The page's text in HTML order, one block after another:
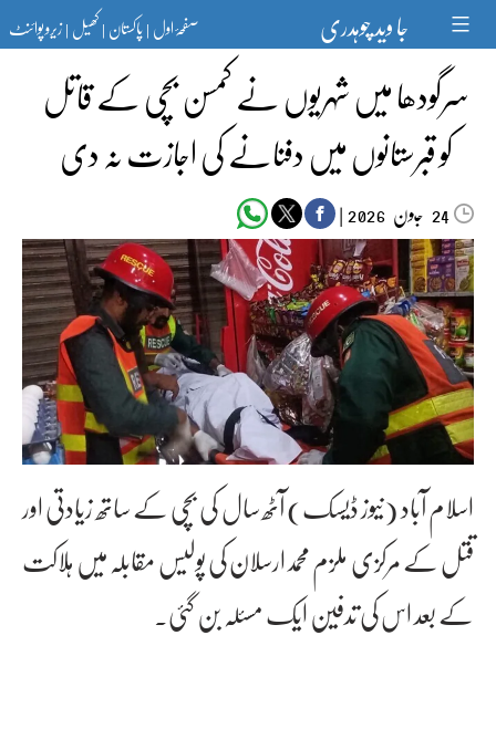
content جا وید چوہدری صفحۂ اول|پاکستان|کھیل|زیرو پوائنٹ
سرگودھا میں شہریوں نے کمسن بچی کے قاتل
کو قبرستانوں میں دفنانے کی اجازت نہ دی
24 جون‬‮ |
اسلام آباد (نیوز ڈیسک) آٹھ سال کی بچی کے ساتھ زیادتی اور
قتل کے مرکزی ملزم محمدارسلان کی پولیس مقابلہ میں ہلاکت
کے بعد اس کی تدفین ایک مسئلہ بن گئی۔